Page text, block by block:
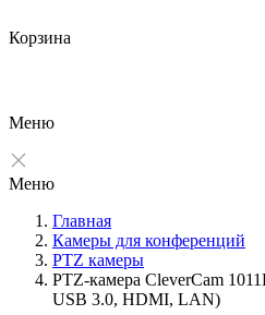
Корзина
Меню
Меню
Главная
Камеры для конференций
PTZ камеры
PTZ-камера CleverCam
USB 3.0, HDMI, LAN)